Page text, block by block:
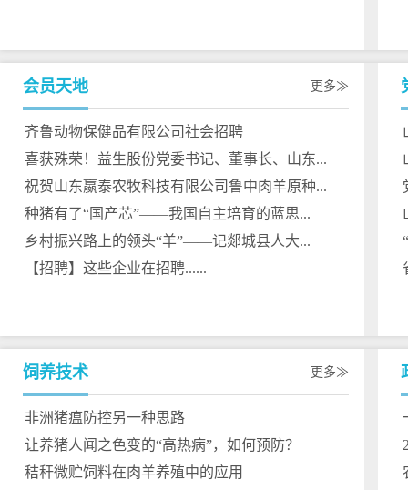
会员天地 更多
齐鲁动物保健品有限公司社会招聘
喜获殊荣！益生股份党委书记、董事长、山东...
祝贺山东嬴泰农牧科技有限公司鲁中肉羊原种...
种猪有了“国产芯”——我国自主培育的蓝思...
乡村振兴路上的领头“羊”——记郯城县人大...
【招聘】这些企业在招聘......
饲养技术 更多
非洲猪瘟防控另一种思路
让养猪人闻之色变的“高热病”，如何预防？
秸秆微贮饲料在肉羊养殖中的应用